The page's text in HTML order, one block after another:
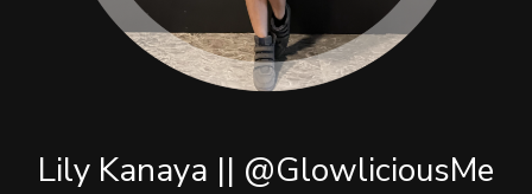
Lily Kanaya || @GlowliciousMe